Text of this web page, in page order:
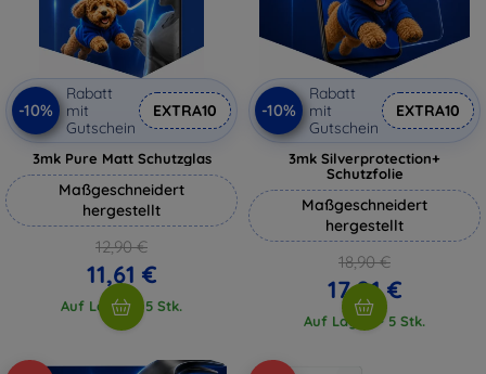
-10%
Rabatt
mit
Gutschein
EXTRA10
3mk Pure Matt Schutzglas
Maßgeschneidert
hergestellt
12,90 €
11,61 €
Auf Lager > 5 Stk.
-10%
Rabatt
mit
Gutschein
EXTRA10
3mk Silverprotection+
Schutzfolie
Maßgeschneidert
hergestellt
18,90 €
17,01 €
Auf Lager > 5 Stk.